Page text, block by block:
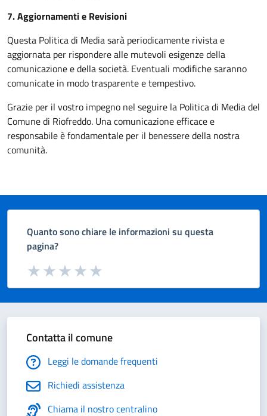
7. Aggiornamenti e Revisioni
Questa Politica di Media sarà periodicamente rivista e
aggiornata per rispondere alle mutevoli esigenze della
comunicazione e della società. Eventuali modifiche saranno
comunicate in modo trasparente e tempestivo.
Grazie per il vostro impegno nel seguire la Politica di Media del
Comune di Riofreddo. Una comunicazione efficace e
responsabile è fondamentale per il benessere della nostra
comunità.
Quanto sono chiare le informazioni su questa
pagina?
Valuta da 1 a 5 stelle la pagina
Valuta 5 stelle su 5
Valuta 4 stelle su 5
Valuta 3 stelle su 5
Valuta 2 stelle su 5
Valuta 1 stelle su 5
Contatta il comune
Leggi le domande frequenti
Richiedi assistenza
Chiama il nostro centralino